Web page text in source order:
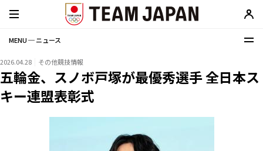
MENU ─ ニュース
2026.04.28 その他競技情報
五輪金、スノボ戸塚が最優秀選手 全日本ス
キー連盟表彰式